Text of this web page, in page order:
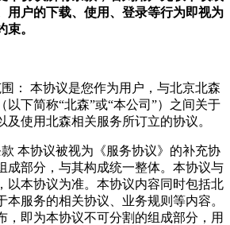
用户的下载、使用、登录等行为即视为
。
： 本协议是您作为用户，与北京北森
以下简称“北森”或“本公司”）之间关于
及使用北森相关服务所订立的协议。
本协议被视为《服务协议》的补充协
成部分，与其构成统一整体。本协议与
以本协议为准。本协议内容同时包括北
本服务的相关协议、业务规则等内容。
，即为本协议不可分割的组成部分，用